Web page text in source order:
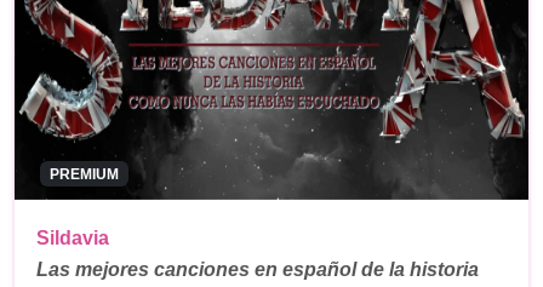
PREMIUM
Sildavia
Las mejores canciones en español de la historia